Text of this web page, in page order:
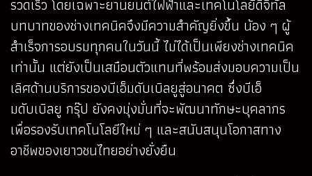
รวดเร็ว โดยเฉพาะยานยนต์ไฟฟ้าและเทคโนโลยีดิจิทัล
บทบาทของช่างเทคนิคจึงมีความสำคัญยิ่งขึ้น น้อง ๆ ผู้
สำเร็จการอบรมทุกคนในวันนี้ ไม่ได้เป็นเพียงช่างเทคนิค
เท่านั้น แต่ยังเป็นเสมือนตัวแทนที่พร้อมส่งมอบความเป็น
เลิศด้านบริการของบีเอ็มดับเบิลยูสู่อนาคต ซึ่งบีเอ็
มดับเบิลยู กรุ๊ป ยังคงมุ่งมั่นที่จะพัฒนาทักษะบุคลากร
เพื่อรองรับเทคโนโลยีใหม่ ๆ และสนับสนุนโอกาสทาง
อาชีพของเยาวชนไทยอย่างยั่งยืน